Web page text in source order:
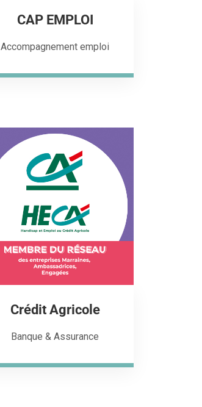
CAP EMPLOI
Accompagnement emploi
Crédit Agricole
Banque & Assurance